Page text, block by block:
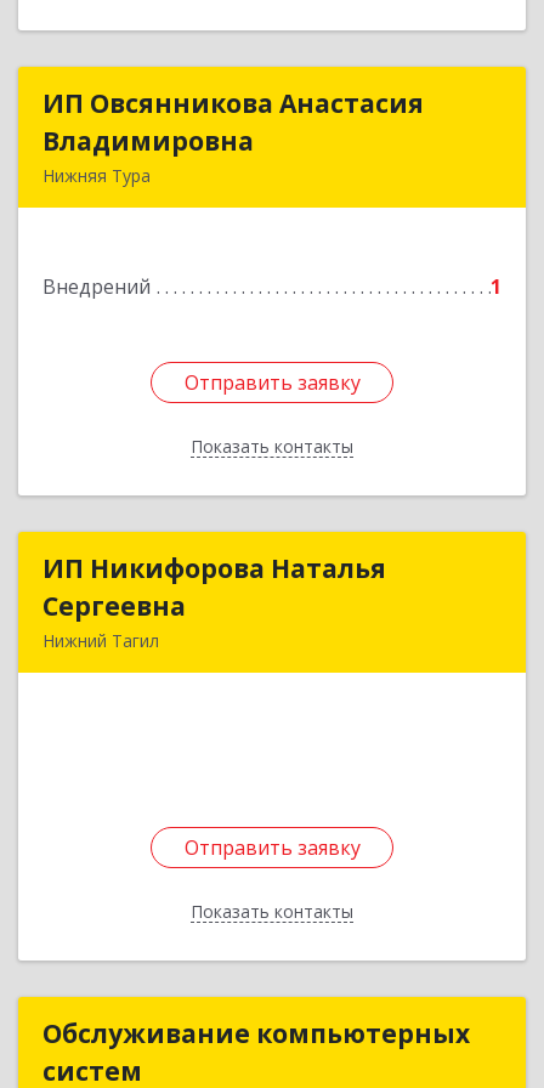
ИП Овсянникова Анастасия
Владимировна
Нижняя Тура
Внедрений 1
Отправить заявку
Показать контакты
ИП Овсянникова Анастасия
Подробнее
Отправить заявку
Назад
ИП Никифорова Наталья
Сергеевна
Нижний Тагил
Отправить заявку
Показать контакты
ИП Никифорова Наталья
Отправить заявку
Назад
Обслуживание компьютерных
систем
Обслуживание компьютерных